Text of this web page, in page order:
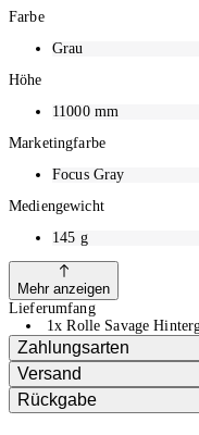
Farbe
Grau
Höhe
11000 mm
Marketingfarbe
Focus Gray
Mediengewicht
145 g
Mehr anzeigen
Lieferumfang
1x Rolle Savage
Zahlungsarten
Versand
Rückgabe